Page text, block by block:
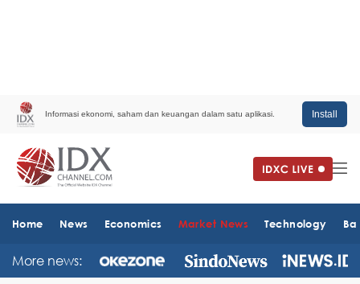
Informasi ekonomi, saham dan keuangan dalam satu aplikasi. Install
Home News Economics Market News Technology
More news: